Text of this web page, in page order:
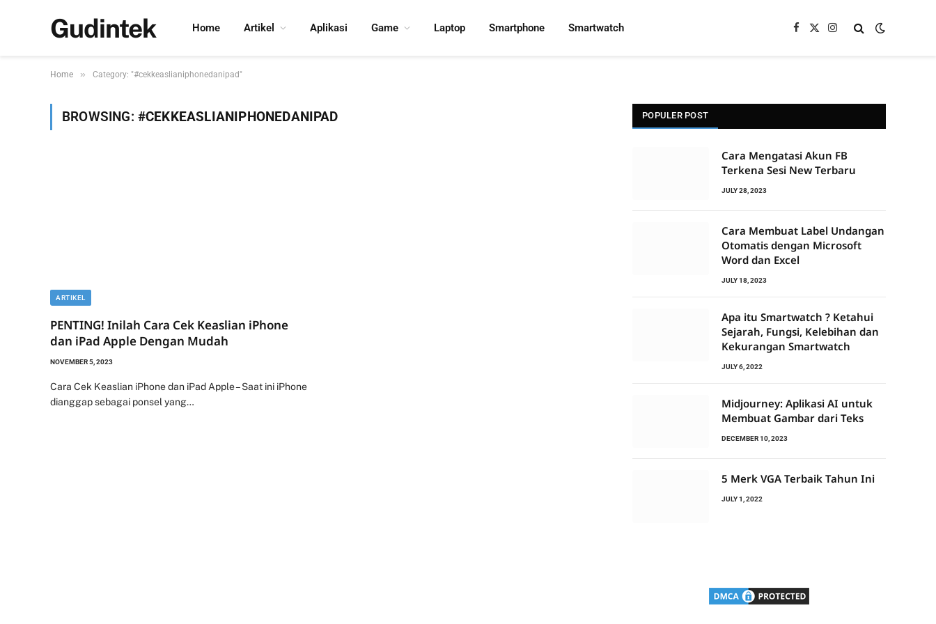
Gudintek Home Artikel Aplikasi Game Laptop Smartphone Smartwatch Facebook
X
Instagram
Home » Category: "#cekkeaslianiphonedanipad"
BROWSING: #CEKKEASLIANIPHONEDANIPAD
ARTIKEL
PENTING! Inilah Cara Cek Keaslian iPhone
dan iPad Apple Dengan Mudah
NOVEMBER 5, 2023
Cara Cek Keaslian iPhone dan iPad Apple – Saat ini iPhone
dianggap sebagai ponsel yang…
POPULER POST
Cara Mengatasi Akun FB
Terkena Sesi New Terbaru
JULY 28, 2023
Cara Membuat Label Undangan
Otomatis dengan Microsoft
Word dan Excel
JULY 18, 2023
Apa itu Smartwatch ? Ketahui
Sejarah, Fungsi, Kelebihan dan
Kekurangan Smartwatch
JULY 6, 2022
Midjourney: Aplikasi AI untuk
Membuat Gambar dari Teks
DECEMBER 10, 2023
5 Merk VGA Terbaik Tahun Ini
JULY 1, 2022